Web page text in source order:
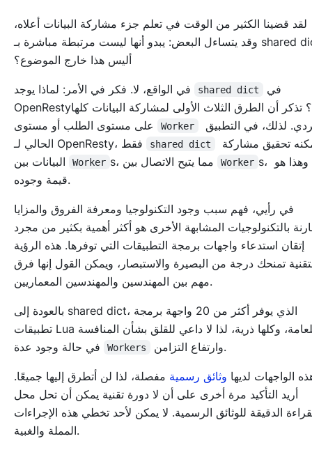
لقد قضينا الكثير من الوقت في تعلم جزء مشاركة البيانات أعلاه،
وقد يتساءل البعض: يبدو أنها ليست مرتبطة مباشرة بـ shared dict.
أليس هذا خارج الموضوع؟
shared dict
OpenResty؟ تذكر أن الطرق الثلاث الأولى لمشاركة البيانات كلها
Worker
shared dict
Worker Worker s، وهذا هو
قيمة وجوده.
في رأيي، فهم سبب وجود التكنولوجيا ومعرفة الفروق والمزايا
بالتكنولوجيات المشابهة الأخرى هو أكثر أهمية بكثير من مجرد
إتقان استدعاء واجهات برمجة التطبيقات التي توفرها. هذه الرؤية
تمنحك درجة من البصيرة والاستبصار، ويمكن القول إنها فرق
مهم بين المهندسين والمهندسين المعماريين.
بالعودة إلى shared dict، الذي يوفر أكثر من 20 واجهة برمجة
تطبيقات Lua للعامة، وكلها ذرية، لذا لا داعي للقلق بشأن المنافسة
Workers وارتفاع التزامن.
الواجهات لديها وثائق رسمية مفصلة، لذا لن أتطرق إليها جميعًا.
أريد التأكيد مرة أخرى على أن لا دورة تقنية يمكن أن تحل محل
الدقيقة للوثائق الرسمية. لا يمكن لأحد تخطي هذه الإجراءات
المملة والغبية.